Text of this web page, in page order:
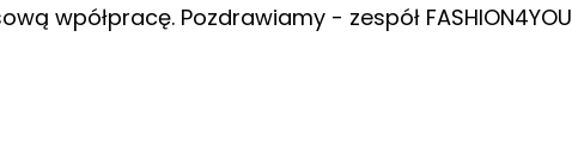
wpółpracę. Pozdrawiamy - zespół FASHION4YOU